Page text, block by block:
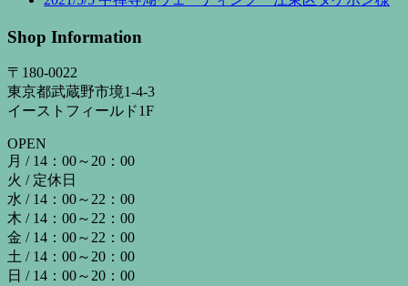
Shop Information
〒180-0022
東京都武蔵野市境1-4-3
イーストフィールド1F
OPEN
月 / 14：00～20：00
火 / 定休日
水 / 14：00～22：00
木 / 14：00～22：00
金 / 14：00～22：00
土 / 14：00～20：00
日 / 14：00～20：00